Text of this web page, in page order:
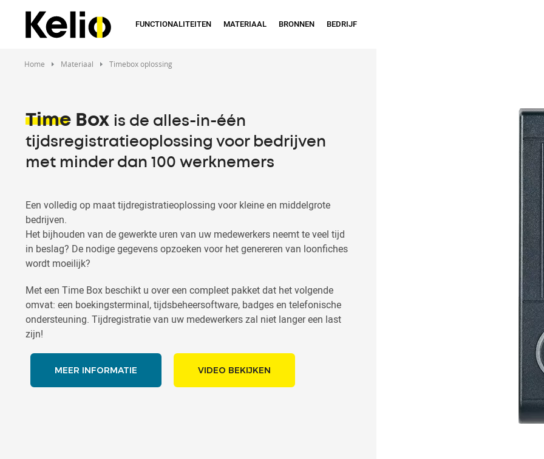
FUNCTIONALITEITEN MATERIAAL BRONNEN BEDRIJF
Home Materiaal Timebox oplossing
Time Box is de alles-in-één
tijdsregistratieoplossing voor bedrijven
met minder dan 100 werknemers
Een volledig op maat tijdregistratieoplossing voor kleine en middelgrote
bedrijven.
Het bijhouden van de gewerkte uren van uw medewerkers neemt te veel tijd
in beslag? De nodige gegevens opzoeken voor het genereren van loonfiches
wordt moeilijk?
Met een Time Box beschikt u over een compleet pakket dat het volgende
omvat: een boekingsterminal, tijdsbeheersoftware, badges en telefonische
ondersteuning. Tijdregistratie van uw medewerkers zal niet langer een last
zijn!
MEER INFORMATIE VIDEO BEKIJKEN